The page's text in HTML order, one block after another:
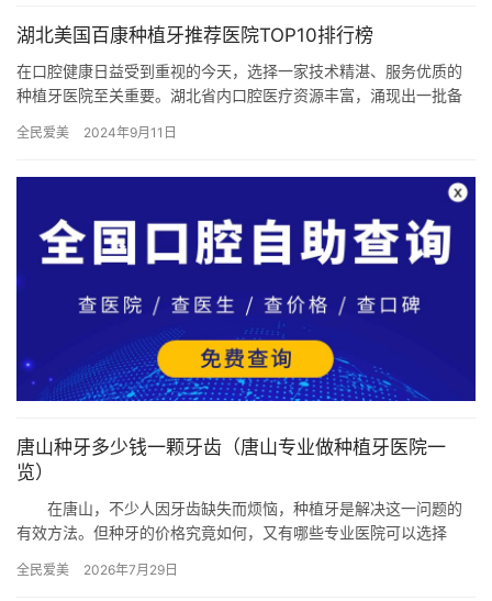
湖北美国百康种植牙推荐医院TOP10排行榜
在口腔健康日益受到重视的今天，选择一家技术精湛、服务优质的
种植牙医院至关重要。湖北省内口腔医疗资源丰富，涌现出一批备
质备受…
全民爱美 2024年9月11日
唐山种牙多少钱一颗牙齿（唐山专业做种植牙医院一
览）
在唐山，不少人因牙齿缺失而烦恼，种植牙是解决这一问题的
有效方法。但种牙的价格究竟如何，又有哪些专业医院可以选择
植牙医院…
全民爱美 2026年7月29日